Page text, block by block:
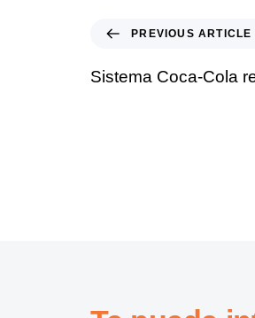
PREVIOUS ARTICLE
Sistema Coca-Cola